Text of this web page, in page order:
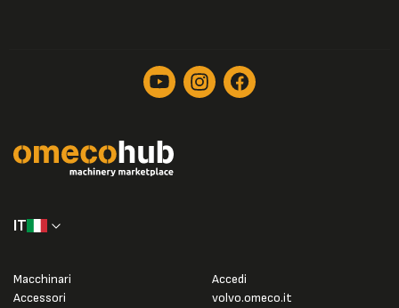
IT
Macchinari
Accessori
Accedi
volvo.omeco.it